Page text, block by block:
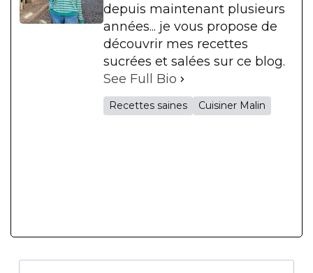
depuis maintenant plusieurs
années... je vous propose de
découvrir mes recettes
sucrées et salées sur ce blog.
See Full Bio
Recettes saines Cuisiner Malin